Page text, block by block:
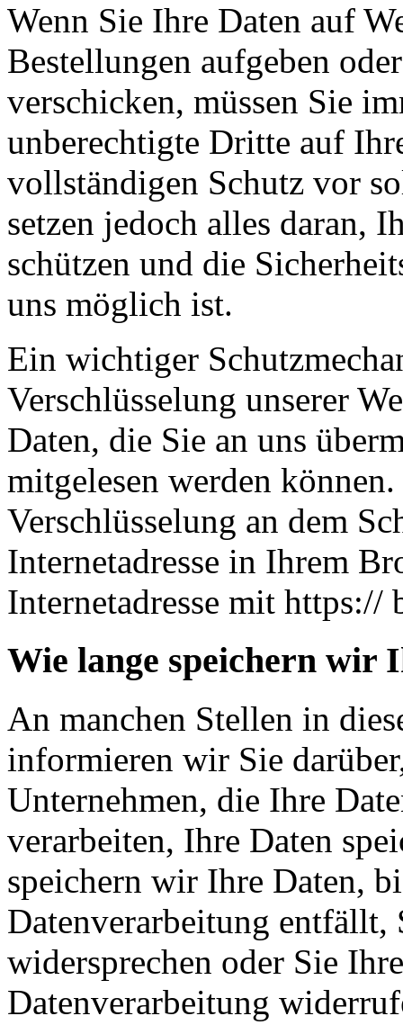
Wenn Sie Ihre Daten auf
Bestellungen aufgeben
verschicken, müssen Sie
unberechtigte Dritte auf
vollständigen Schutz vor
setzen jedoch alles daran,
schützen und die
uns möglich ist.
Ein wichtiger
Verschlüsselung unserer
Daten, die Sie an uns
mitgelesen werden
Verschlüsselung an dem
Internetadresse in Ihrem
Internetadresse mit
Wie lange speichern wir
An manchen Stellen in
informieren wir Sie
Unternehmen, die Ihre
verarbeiten, Ihre Daten
speichern wir Ihre Daten,
Datenverarbeitung entfällt,
widersprechen oder Sie
Datenverarbeitung